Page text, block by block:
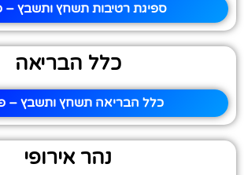
ספיגת רטיבות תשחץ ותשבץ –
כלל הבריאה
כלל הבריאה תשחץ ותשבץ –
נהר אירופי